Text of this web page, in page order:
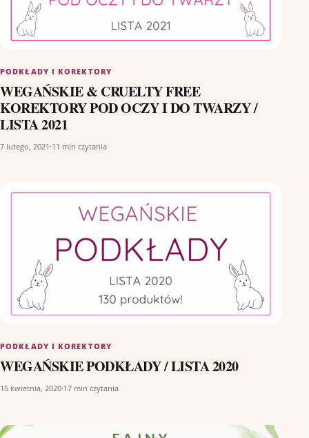
PODKŁADY I KOREKTORY
WEGAŃSKIE & CRUELTY FREE
KOREKTORY POD OCZY I DO TWARZY /
LISTA 2021
7 lutego, 2021 ·11 min czytania
PODKŁADY I KOREKTORY
WEGAŃSKIE PODKŁADY / LISTA 2020
15 kwietnia, 2020·17 min czytania